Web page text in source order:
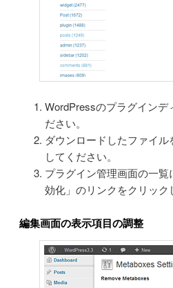
WordPressのプラグイン
ださい。
ダウンロードしたファイ
してください。
プラグイン管理画面の一
効化」のリンクをクリッ
編集画面の表示項目の調整